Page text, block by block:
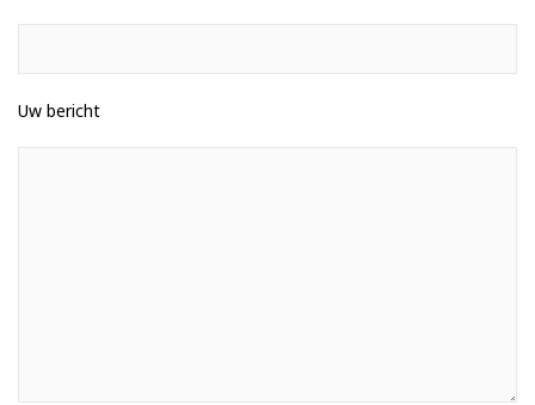
Uw bericht